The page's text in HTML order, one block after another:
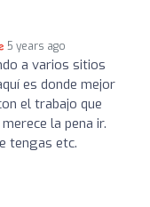
5 years ago
a varios sitios
es donde mejor
el trabajo que
la pena ir.
tengas etc.